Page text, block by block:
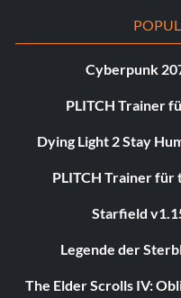
Cyberpunk
PLITCH Trainer
Dying Light 2 Stay
PLITCH Trainer
Starfield
Legende der
The Elder Scrolls IV: